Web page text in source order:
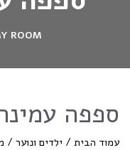
ROOM
ספפה
עמוד הבית / ילדים ונוער /